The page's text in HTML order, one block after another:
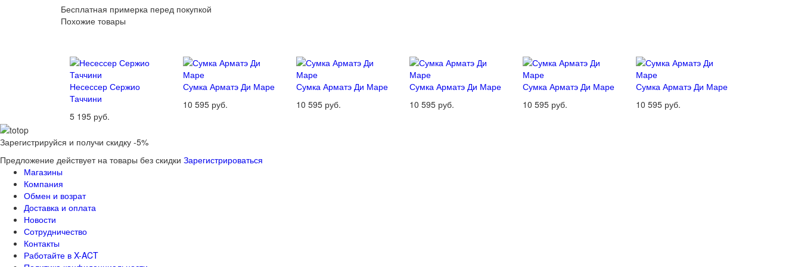
Бесплатная примерка перед покупкой
Похожие товары
Несессер Сержио
Таччини
5 195 руб.
Сумка Арматэ Ди Маре
10 595 руб.
Сумка Арматэ Ди Маре
10 595 руб.
Сумка Арматэ Ди Маре
10 595 руб.
Сумка Арматэ Ди Маре
10 595 руб.
Сумка Арматэ Ди Маре
10 595 руб.
Зарегистрируйся и получи скидку -5%
Предложение действует на товары без скидки Зарегистрироваться
Магазины
Компания
Обмен и возрат
Доставка и оплата
Новости
Сотрудничество
Контакты
Работайте в X-ACT